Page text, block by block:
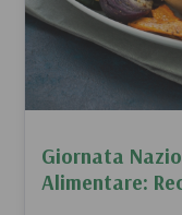
Giornata
Alimentare: